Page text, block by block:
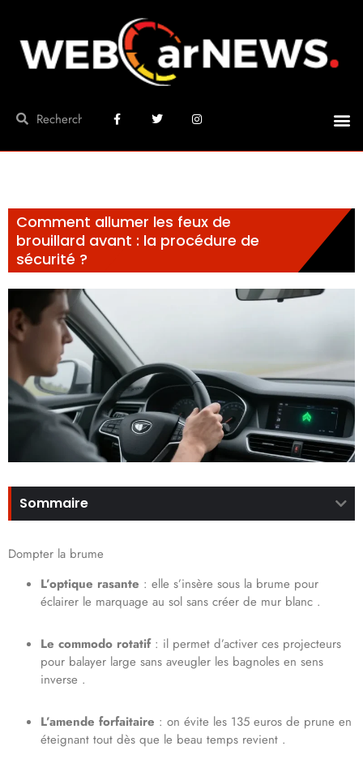
Comment allumer les feux de
brouillard avant : la procédure de
sécurité ?
Sommaire
Dompter la brume
L’optique rasante : elle s’insère sous la brume pour
éclairer le marquage au sol sans créer de mur blanc .
Le commodo rotatif: il permet d’activer ces projecteurs
pour balayer large sans aveugler les bagnoles en sens
inverse .
L’amende forfaitaire : on évite les 135 euros de prune en
éteignant tout dès que le beau temps revient .